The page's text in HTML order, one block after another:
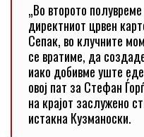
„Во второто
директниот црвен
Сепак, во клучните
се вратиме, да
иако добивме уште
овој пат за Стефан
на крајот заслужено
истакна Кузманоски.